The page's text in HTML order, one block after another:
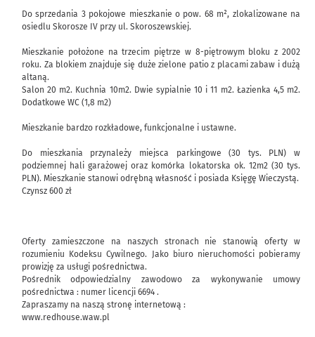
Do sprzedania 3 pokojowe mieszkanie o pow. 68 m², zlokalizowane na
osiedlu Skorosze IV przy ul. Skoroszewskiej.
Mieszkanie położone na trzecim piętrze w 8-piętrowym bloku z 2002
roku. Za blokiem znajduje się duże zielone patio z placami zabaw i dużą
altaną.
Salon 20 m2. Kuchnia 10m2. Dwie sypialnie 10 i 11 m2. Łazienka 4,5 m2.
Dodatkowe WC (1,8 m2)
Mieszkanie bardzo rozkładowe, funkcjonalne i ustawne.
Do mieszkania przynależy miejsca parkingowe (30 tys. PLN) w
podziemnej hali garażowej oraz komórka lokatorska ok. 12m2 (30 tys.
PLN). Mieszkanie stanowi odrębną własność i posiada Księgę Wieczystą.
Czynsz 600 zł
Oferty zamieszczone na naszych stronach nie stanowią oferty w
rozumieniu Kodeksu Cywilnego. Jako biuro nieruchomości pobieramy
prowizję za usługi pośrednictwa.
Pośrednik odpowiedzialny zawodowo za wykonywanie umowy
pośrednictwa : numer licencji 6694 .
Zapraszamy na naszą stronę internetową :
www.redhouse.waw.pl